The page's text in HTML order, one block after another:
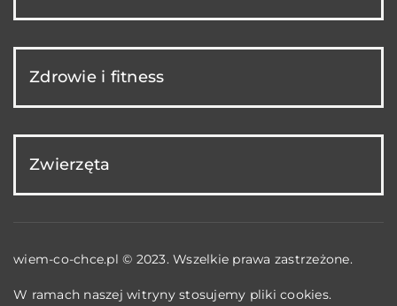
Zdrowie i fitness
Zwierzęta
wiem-co-chce.pl © 2023. Wszelkie prawa zastrzeżone.
W ramach naszej witryny stosujemy pliki cookies.